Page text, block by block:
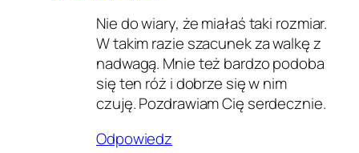
Nie do wiary, że miałaś taki rozmiar.
W takim razie szacunek za walkę z
nadwagą. Mnie też bardzo podoba
się ten róż i dobrze się w nim
czuję. Pozdrawiam Cię serdecznie.
Odpowiedz